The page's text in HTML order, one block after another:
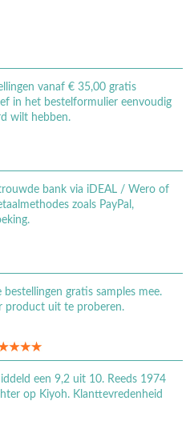
vanaf € 35,00 gratis
in het bestelformulier eenvoudig
wilt hebben.
bank via iDEAL / Wero of
zoals PayPal,
gratis samples mee.
product uit te proberen.
een 9,2 uit 10. Reeds 1974
op Kiyoh. Klanttevredenheid